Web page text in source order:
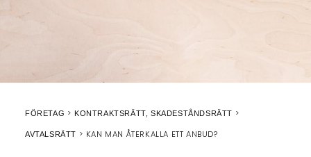
FÖRETAG KONTRAKTSRÄTT, SKADESTÅNDSRÄTT
AVTALSRÄTT KAN MAN ÅTERKALLA ETT ANBUD?